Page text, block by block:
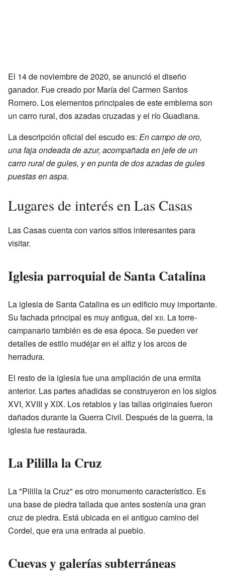
El 14 de noviembre de 2020, se anunció el diseño
ganador. Fue creado por María del Carmen Santos
Romero. Los elementos principales de este emblema son
un carro rural, dos azadas cruzadas y el río Guadiana.
La descripción oficial del escudo es: En campo de oro,
una faja ondeada de azur, acompañada en jefe de un
carro rural de gules, y en punta de dos azadas de gules
puestas en aspa.
Lugares de interés en Las Casas
Las Casas cuenta con varios sitios interesantes para
visitar.
Iglesia parroquial de Santa Catalina
La iglesia de Santa Catalina es un edificio muy importante.
Su fachada principal es muy antigua, del xii. La torre-
campanario también es de esa época. Se pueden ver
detalles de estilo mudéjar en el alfiz y los arcos de
herradura.
El resto de la iglesia fue una ampliación de una ermita
anterior. Las partes añadidas se construyeron en los siglos
XVI, XVIII y XIX. Los retablos y las tallas originales fueron
dañados durante la Guerra Civil. Después de la guerra, la
iglesia fue restaurada.
La Pililla la Cruz
La "Pililla la Cruz" es otro monumento característico. Es
una base de piedra tallada que antes sostenía una gran
cruz de piedra. Está ubicada en el antiguo camino del
Cordel, que era una entrada al pueblo.
Cuevas y galerías subterráneas